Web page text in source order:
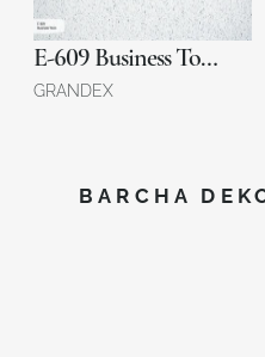
E-609 Business Tokio
GRANDEX
BARCHA